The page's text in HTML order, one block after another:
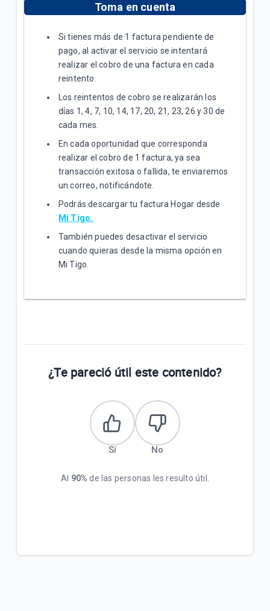
Toma en cuenta
Si tienes más de 1 factura pendiente de
pago, al activar el servicio se intentará
realizar el cobro de una factura en cada
reintento.
Los reintentos de cobro se realizarán los
días 1, 4, 7, 10, 14, 17, 20, 21, 23, 26 y 30 de
cada mes.
En cada oportunidad que corresponda
realizar el cobro de 1 factura, ya sea
transacción exitosa o fallida, te enviaremos
un correo, notificándote.
Podrás descargar tu factura Hogar desde
Mi Tigo.
También puedes desactivar el servicio
cuando quieras desde la misma opción en
Mi Tigo.
¿Te pareció útil este contenido?
Sí No
Al 90% de las personas les resulto útil.